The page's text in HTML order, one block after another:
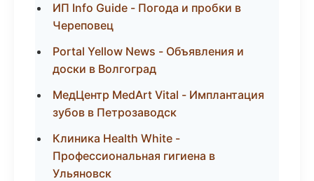
ИП Info Guide - Погода и пробки в
Череповец
Portal Yellow News - Объявления и
доски в Волгоград
МедЦентр MedArt Vital - Имплантация
зубов в Петрозаводск
Клиника Health White -
Профессиональная гигиена в
Ульяновск